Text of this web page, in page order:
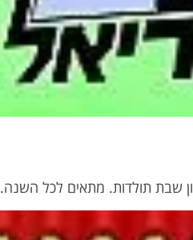
שבת תולדות. מתאים לכל השנה.